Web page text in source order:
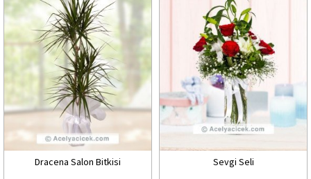
Dracena Salon Bitkisi Sevgi Seli